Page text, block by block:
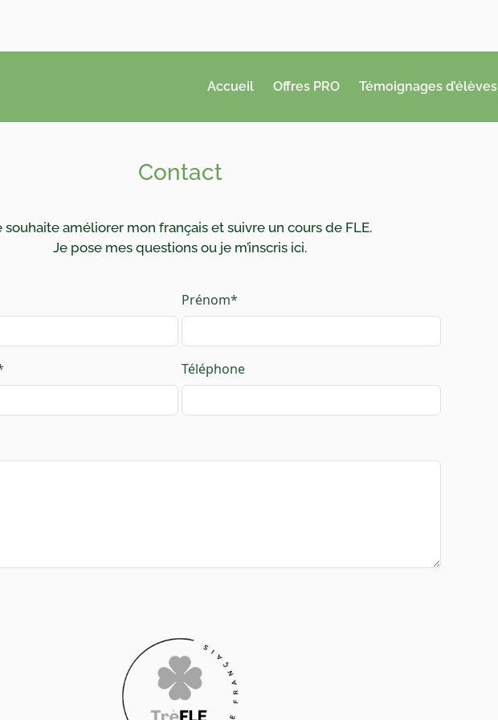
Accueil Offres PRO Témoignages d’élèves
Contact
souhaite améliorer mon français et suivre un cours de FLE.
Je pose mes questions ou je m’inscris ici.